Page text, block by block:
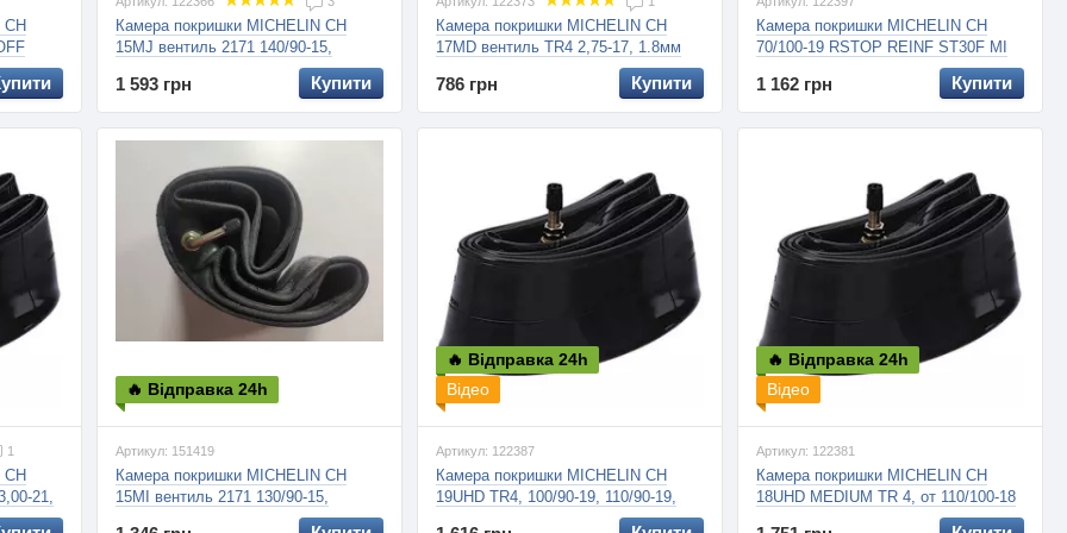
Камера покришки MICHELIN CH
15MJ вентиль 2171 140/90-15,
150/90-15, 170/80-15, вентиль під
кутом 90 градусів, 1.8мм
1 593 грн Купити
Камера покришки MICHELIN CH
17MD вентиль TR4 2,75-17, 1.8мм
786 грн Купити
Камера покришки MICHELIN CH
70/100-19 RSTOP REINF ST30F MI
OFF ROAD, потовщена, 2.5мм
1 162 грн Купити
1
21,
1.8мм
🔥 Відправка 24h
Артикул: 151419
Камера покришки MICHELIN CH
15MI вентиль 2171 130/90-15,
вентиль під кутом 90 градусів,
🔥 Відправка 24h
Відео
Артикул: 122387
Камера покришки MICHELIN CH
19UHD TR4, 100/90-19, 110/90-19,
120/80-19, 130/70-19, OFF ROAD,
🔥 Відправка 24h
Відео
Артикул: 122381
Камера покришки MICHELIN CH
18UHD MEDIUM TR 4, от 110/100-18